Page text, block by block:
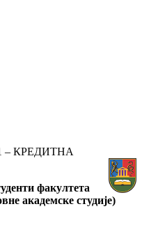
КРЕДИТНА
факултета
академске студије)